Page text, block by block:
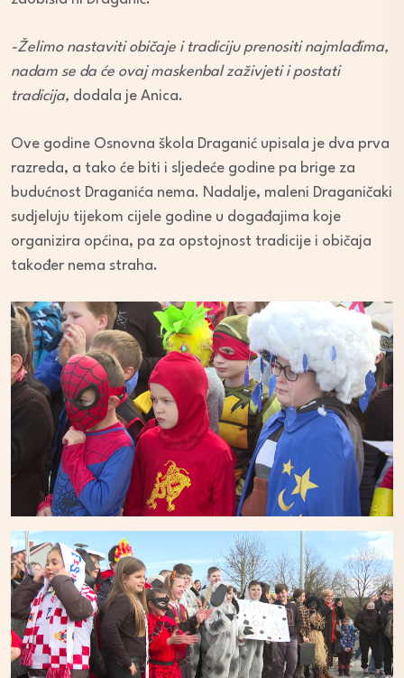
-Želimo nastaviti običaje i tradiciju prenositi najmlađima,
nadam se da će ovaj maskenbal zaživjeti i postati
tradicija, dodala je Anica.
Ove godine Osnovna škola Draganić upisala je dva prva
razreda, a tako će biti i sljedeće godine pa brige za
budućnost Draganića nema. Nadalje, maleni Draganičaki
sudjeluju tijekom cijele godine u događajima koje
organizira općina, pa za opstojnost tradicije i običaja
također nema straha.